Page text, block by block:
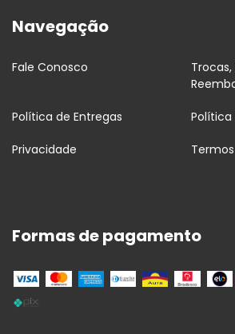
Navegação
Fale Conosco
Política de Entregas
Privacidade
Formas de pagamento